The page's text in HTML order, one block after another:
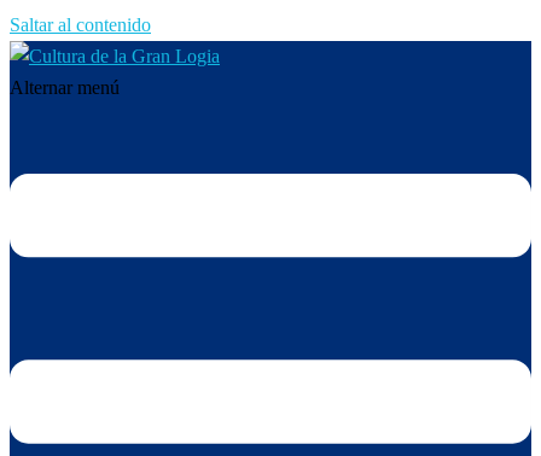
Saltar al contenido
Alternar menú